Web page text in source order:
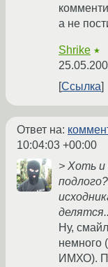
а не
Shrike ★
Ссылка
Ответ на:
10:04:03 +00:00
> Хоть и
Ну,
немного
ИМХО).